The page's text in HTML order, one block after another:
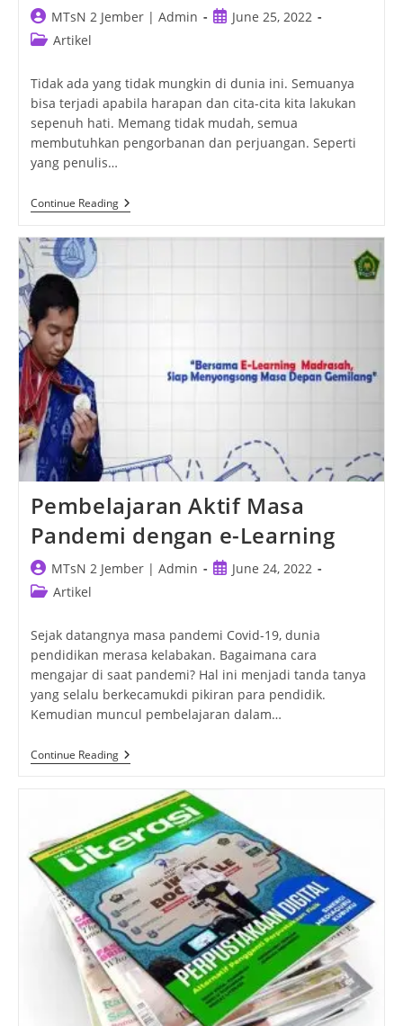
Post
author:
MTsN 2 Jember | Admin
PostJune 25, 2022
PostArtikel
Tidak ada yang tidak mungkin di dunia ini. Semuanya
bisa terjadi apabila harapan dan cita-cita kita lakukan
sepenuh hati. Memang tidak mudah, semua
membutuhkan pengorbanan dan perjuangan. Seperti
yang penulis…
Continue ReadingMimpi
Menjadi
Pembelajaran Aktif Masa
Pandemi dengan e-Learning
Post
author:
MTsN 2 Jember | Admin
PostJune 24, 2022
PostArtikel
Sejak datangnya masa pandemi Covid-19, dunia
pendidikan merasa kelabakan. Bagaimana cara
mengajar di saat pandemi? Hal ini menjadi tanda tanya
yang selalu berkecamukdi pikiran para pendidik.
Kemudian muncul pembelajaran dalam…
Continue ReadingPembelajaran
Aktif
Pandemi
Dengan
E-
Learning